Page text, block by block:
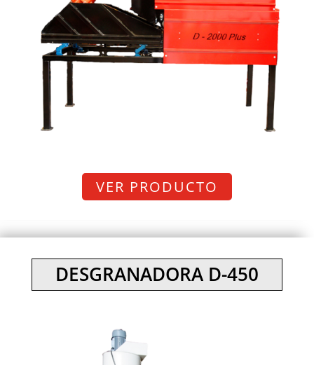
VER PRODUCTO
DESGRANADORA D-450